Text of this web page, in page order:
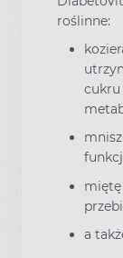
roślinne:
cukru
miętę
a